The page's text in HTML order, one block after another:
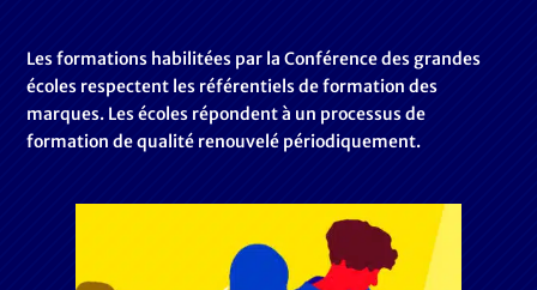
Les formations habilitées par la Conférence des grandes
écoles respectent les référentiels de formation des
marques. Les écoles répondent à un processus de
formation de qualité renouvelé périodiquement.